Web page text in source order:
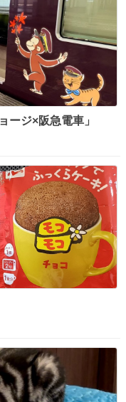
ージ×阪急電車」